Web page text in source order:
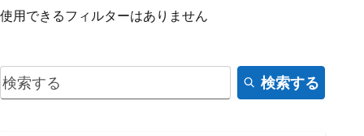
使用できるフィルターはありません
検索する